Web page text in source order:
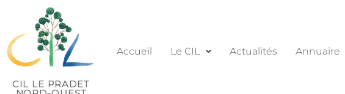
CIL LE PRADET
Accueil Le CIL Actualités Annuaire